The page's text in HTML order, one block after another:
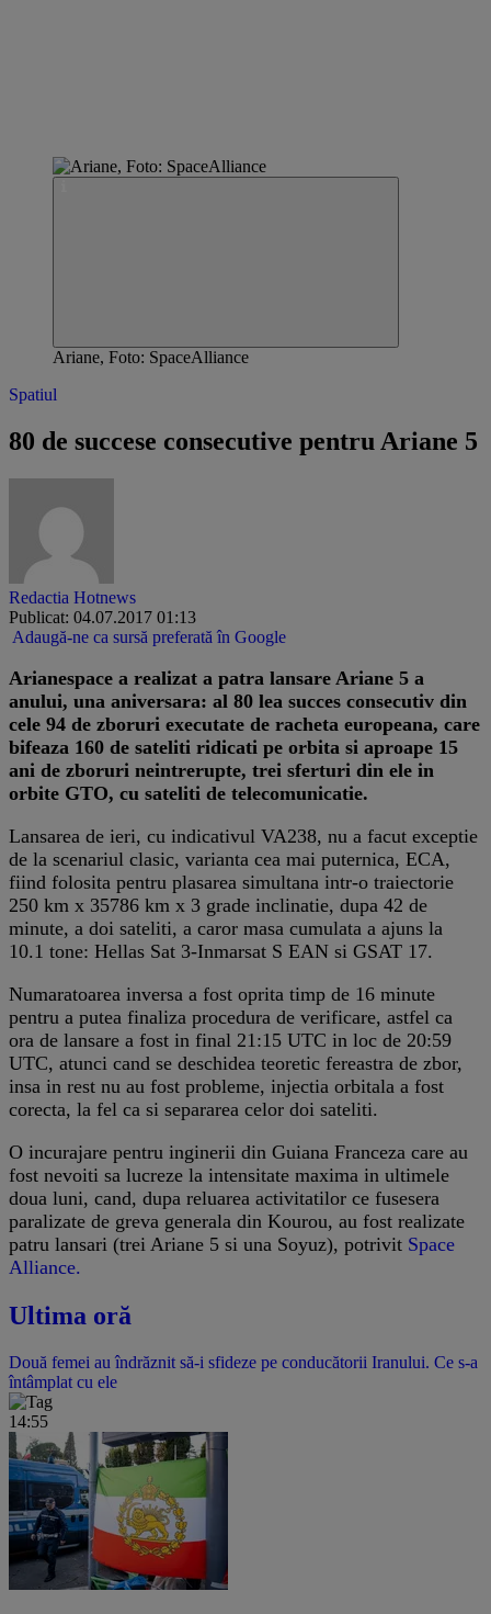
Ariane, Foto: SpaceAlliance
Spatiul
80 de succese consecutive pentru Ariane 5
Redactia Hotnews
Publicat: 04.07.2017 01:13
Adaugă-ne ca sursă preferată în Google
Arianespace a realizat a patra lansare Ariane 5 a
anului, una aniversara: al 80 lea succes consecutiv din
cele 94 de zboruri executate de racheta europeana, care
bifeaza 160 de sateliti ridicati pe orbita si aproape 15
ani de zboruri neintrerupte, trei sferturi din ele in
orbite GTO, cu sateliti de telecomunicatie.
Lansarea de ieri, cu indicativul VA238, nu a facut exceptie
de la scenariul clasic, varianta cea mai puternica, ECA,
fiind folosita pentru plasarea simultana intr-o traiectorie
250 km x 35786 km x 3 grade inclinatie, dupa 42 de
minute, a doi sateliti, a caror masa cumulata a ajuns la
10.1 tone: Hellas Sat 3-Inmarsat S EAN si GSAT 17.
Numaratoarea inversa a fost oprita timp de 16 minute
pentru a putea finaliza procedura de verificare, astfel ca
ora de lansare a fost in final 21:15 UTC in loc de 20:59
UTC, atunci cand se deschidea teoretic fereastra de zbor,
insa in rest nu au fost probleme, injectia orbitala a fost
corecta, la fel ca si separarea celor doi sateliti.
O incurajare pentru inginerii din Guiana Franceza care au
fost nevoiti sa lucreze la intensitate maxima in ultimele
doua luni, cand, dupa reluarea activitatilor ce fusesera
paralizate de greva generala din Kourou, au fost realizate
patru lansari (trei Ariane 5 si una Soyuz), potrivit Space
Alliance.
Ultima oră
Două femei au îndrăznit să-i sfideze pe conducătorii Iranului. Ce s-a
întâmplat cu ele
14:55